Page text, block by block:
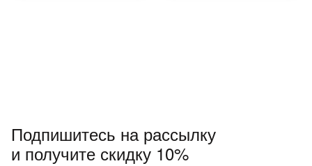
Подпишитесь на рассылку
и получите скидку 10%